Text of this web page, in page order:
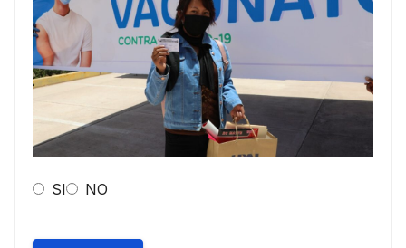
SI NO